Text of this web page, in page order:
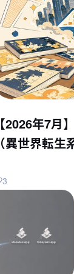
【2026年7月
（異世界転生
3